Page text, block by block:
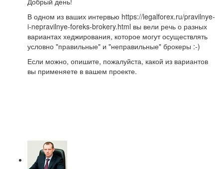
В одном из ваших интервью https://legalforex.ru/pravilnye-
i-nepravilnye-foreks-brokery.html вы вели речь о разных
вариантах хеджирования, которое могут осуществлять
условно "правильные" и "неправильные" брокеры :-)
Если можно, опишите, пожалуйста, какой из вариантов
вы применяете в вашем проекте.